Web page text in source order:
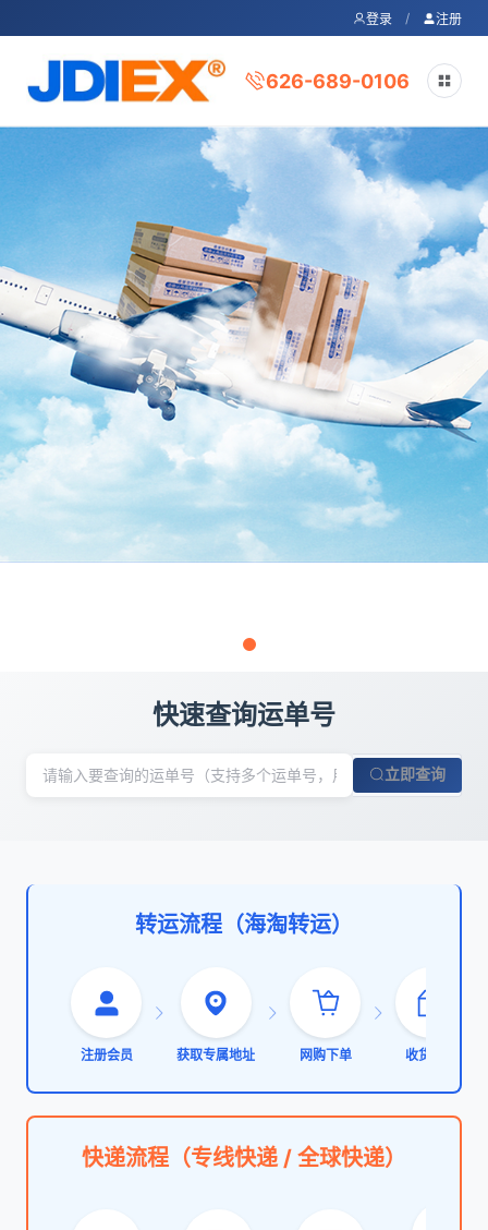
登录 / 注册
626-689-0106
快速查询运单号
立即查询
转运流程（海淘转运）
注册会员 获取专属地址 网购下单 收货入库
快递流程（专线快递 / 全球快递）